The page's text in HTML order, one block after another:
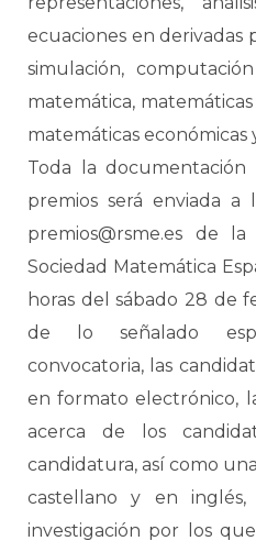
ecuaciones en derivadas
simulación,
matemática,
matemáticas económicas
Toda la documentación
premios será enviada a
premios@rsme.es de
Sociedad Matemática
horas del sábado 28 de
de lo señalado
convocatoria, las
en formato electrónico,
acerca de los
candidatura, así como
castellano y en
investigación por los